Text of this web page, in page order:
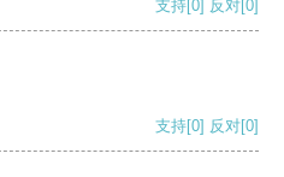
支持[0] 反对[0]
支持[0] 反对[0]